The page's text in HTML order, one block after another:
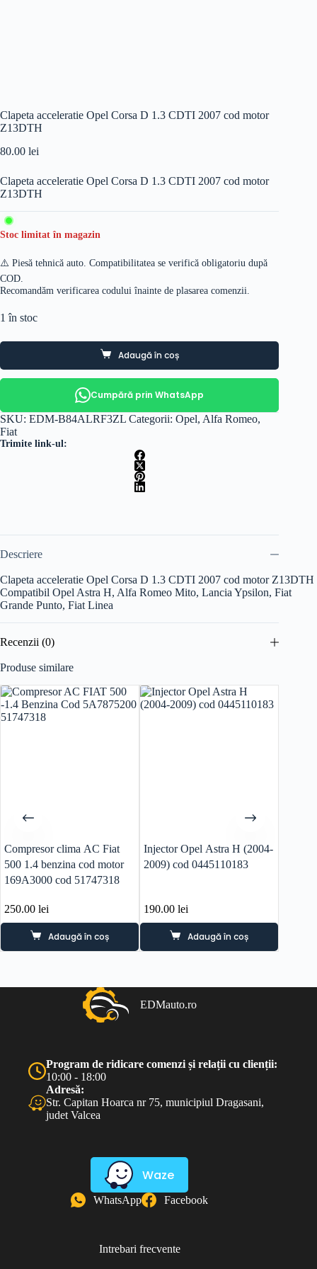
Clapeta acceleratie Opel Corsa D 1.3 CDTI 2007 cod motor
Z13DTH
80.00 lei
Clapeta acceleratie Opel Corsa D 1.3 CDTI 2007 cod motor
Z13DTH
Stoc limitat în magazin
⚠️ Piesă tehnică auto. Compatibilitatea se verifică obligatoriu după
COD.
Recomandăm verificarea codului înainte de plasarea comenzii.
1 în stoc
Adaugă în coș
Cumpără prin WhatsApp
SKU: EDM-B84ALRF3ZL Categorii: Opel, Alfa Romeo,
Fiat
Trimite link-ul:
Descriere
Clapeta acceleratie Opel Corsa D 1.3 CDTI 2007 cod motor Z13DTH
Compatibil Opel Astra H, Alfa Romeo Mito, Lancia Ypsilon, Fiat
Grande Punto, Fiat Linea
Recenzii (0)
Produse similare
Compresor clima AC Fiat
500 1.4 benzina cod motor
169A3000 cod 51747318
250.00 lei
Adaugă în coș
Injector Opel Astra H (2004-
2009) cod 0445110183
190.00lei
Adaugă în coș
EDMauto.ro
Program de ridicare comenzi și relații cu clienții:
10:00 - 18:00
Adresă:
Str. Capitan Hoarca nr 75, municipiul Dragasani,
judet Valcea
Waze
WhatsApp Facebook
Intrebari frecvente